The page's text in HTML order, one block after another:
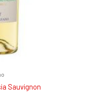
Sauvignon